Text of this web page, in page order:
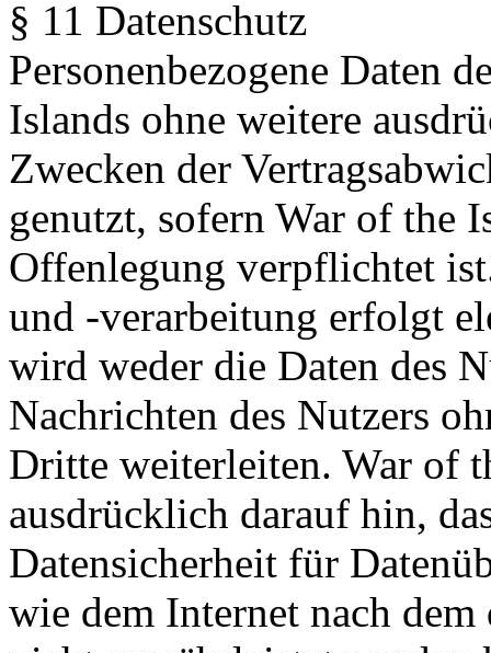
§ 11 Datenschutz
Personenbezogene Daten
Islands ohne weitere
Zwecken der
genutzt, sofern War of the
Offenlegung verpflichtet
und -verarbeitung erfolgt
wird weder die Daten des
Nachrichten des Nutzers
Dritte weiterleiten. War of
ausdrücklich darauf hin,
Datensicherheit für
wie dem Internet nach